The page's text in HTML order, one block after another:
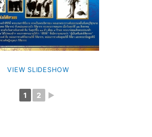
VIEW SLIDESHOW
1 2 ►